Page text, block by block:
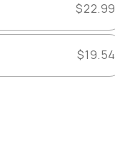
$22.99
$19.54